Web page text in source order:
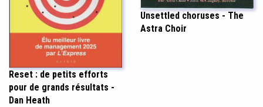
Reset : de petits efforts
pour de grands résultats -
Dan Heath
Unsettled choruses - The
Astra Choir